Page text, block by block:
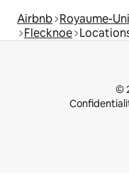
Airbnb Royaume-Uni
Flecknoe
©